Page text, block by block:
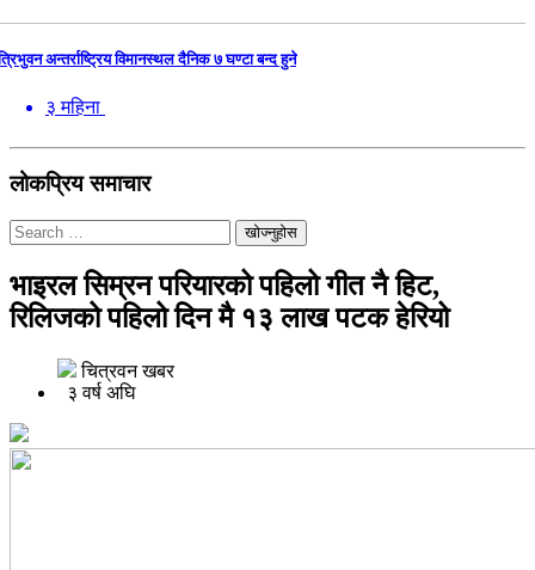
अन्तर्राष्ट्रिय विमानस्थल दैनिक ७ घण्टा बन्द हुने
३ महिना
लोकप्रिय समाचार
खोज्नुहोस
भाइरल सिम्रन परियारको पहिलो गीत नै हिट,
रिलिजको पहिलो दिन मै १३ लाख पटक हेरियो
चित्रवन खबर
३ वर्ष अघि